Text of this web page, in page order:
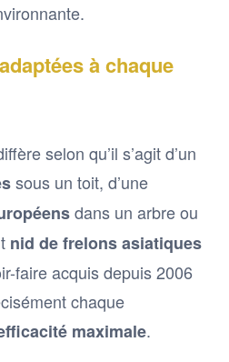
à chaque
selon qu’il s’agit d’un
sous un toit, d’une
dans un arbre ou
nid de frelons asiatiques
faire acquis depuis 2006
chaque
maximale.